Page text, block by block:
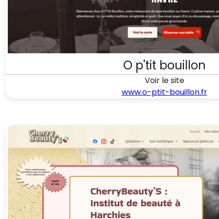
O p'tit bouillon
Voir le site
www.o-ptit-bouillon.fr